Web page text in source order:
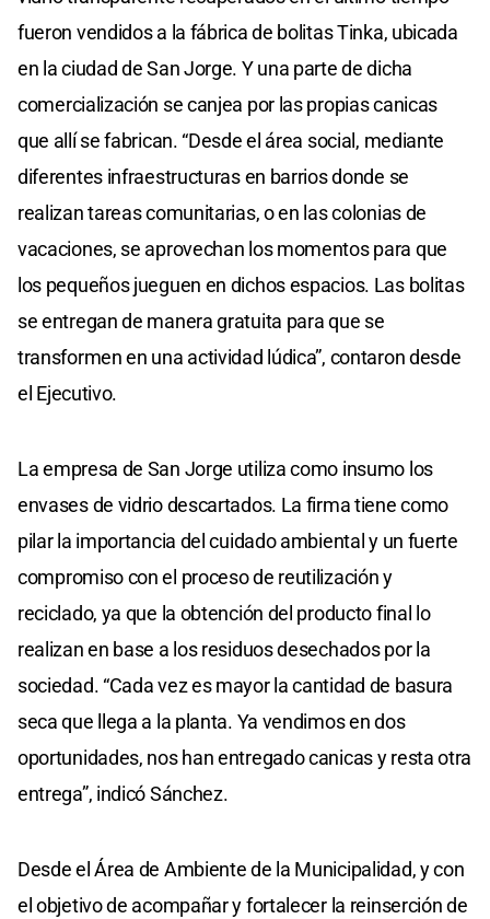
fueron vendidos a la fábrica de bolitas Tinka, ubicada
en la ciudad de San Jorge. Y una parte de dicha
comercialización se canjea por las propias canicas
que allí se fabrican. “Desde el área social, mediante
diferentes infraestructuras en barrios donde se
realizan tareas comunitarias, o en las colonias de
vacaciones, se aprovechan los momentos para que
los pequeños jueguen en dichos espacios. Las bolitas
se entregan de manera gratuita para que se
transformen en una actividad lúdica”, contaron desde
el Ejecutivo.
La empresa de San Jorge utiliza como insumo los
envases de vidrio descartados. La firma tiene como
pilar la importancia del cuidado ambiental y un fuerte
compromiso con el proceso de reutilización y
reciclado, ya que la obtención del producto final lo
realizan en base a los residuos desechados por la
sociedad. “Cada vez es mayor la cantidad de basura
seca que llega a la planta. Ya vendimos en dos
oportunidades, nos han entregado canicas y resta otra
entrega”, indicó Sánchez.
Desde el Área de Ambiente de la Municipalidad, y con
el objetivo de acompañar y fortalecer la reinserción de